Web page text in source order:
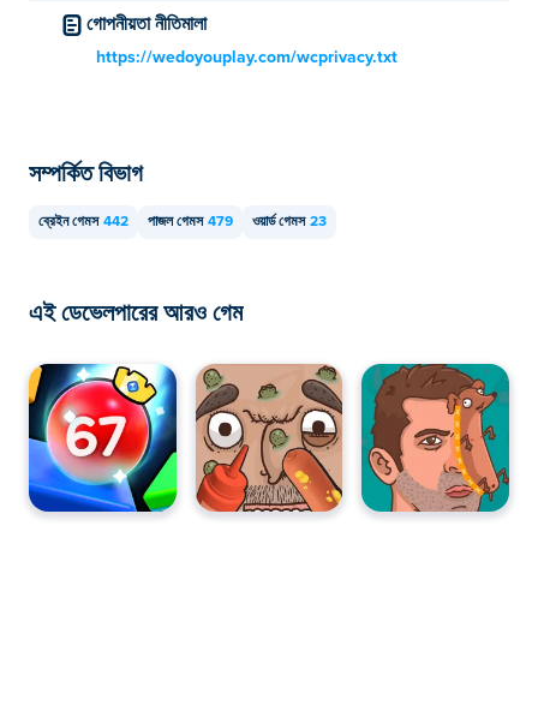
গোপনীয়তা নীতিমালা
https://wedoyouplay.com/wcprivacy.txt
সম্পর্কিত বিভাগ
ব্রেইন গেমস 442 পাজল গেমস 479 ওয়ার্ড গেমস 23
এই ডেভেলপারের আরও গেম